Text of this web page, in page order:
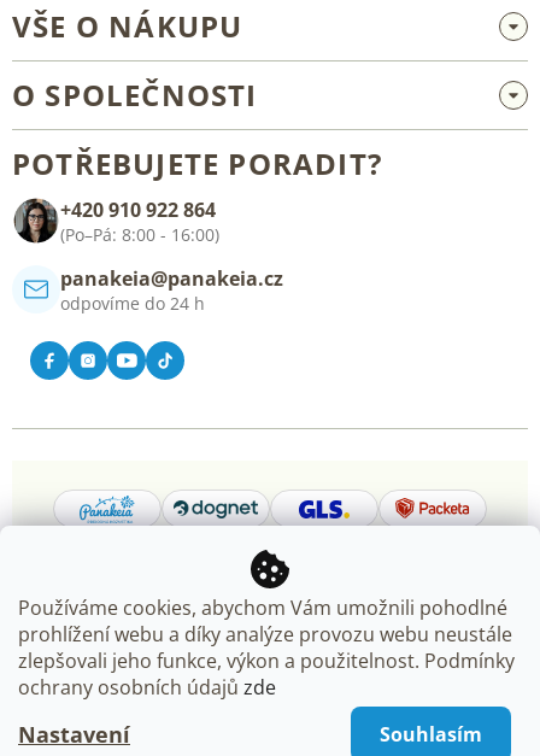
Používáme cookies, abychom Vám umožnili pohodlné
prohlížení webu a díky analýze provozu webu neustále
zlepšovali jeho funkce, výkon a použitelnost. Podmínky
ochrany osobních údajů zde
Nastavení Souhlasím
VŠE O NÁKUPU
Velkoobchod a spolupráce
Všeobecné obchodní podmínky
O SPOLEČNOSTI
Kontakt
POTŘEBUJETE PORADIT?
+420 910 922 864
(Po–Pá: 8:00 - 16:00)
panakeia@panakeia.cz
odpovíme do 24 h
Vytvořil Shoptet Premium
Copyright 2026Panakeia.cz. Všechna práva vyhrazena.
Upravit nastavení cookies